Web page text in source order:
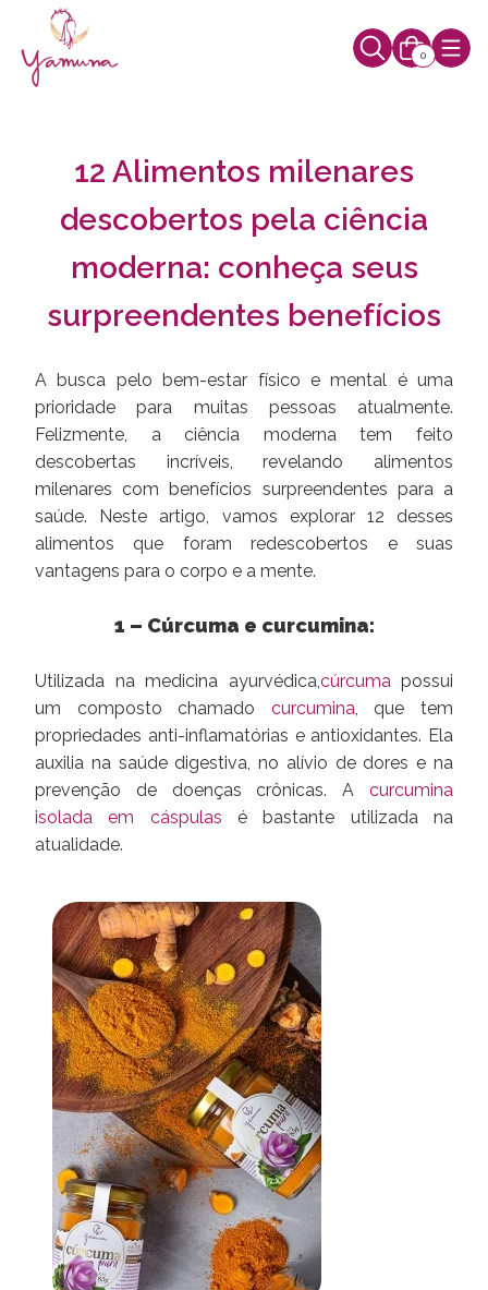
0
12 Alimentos milenares
descobertos pela ciência
moderna: conheça seus
surpreendentes benefícios
A busca pelo bem-estar físico e mental é uma
prioridade para muitas pessoas atualmente.
Felizmente, a ciência moderna tem feito
descobertas incríveis, revelando alimentos
milenares com benefícios surpreendentes para a
saúde. Neste artigo, vamos explorar 12 desses
alimentos que foram redescobertos e suas
vantagens para o corpo e a mente.
1 – Cúrcuma e curcumina:
Utilizada na medicina ayurvédica,cúrcumapossui
um composto chamado curcumina, que tem
propriedades anti-inflamatórias e antioxidantes. Ela
auxilia na saúde digestiva, no alívio de dores e na
prevenção de doenças crônicas. A curcumina
isolada em cáspulas é bastante utilizada na
atualidade.